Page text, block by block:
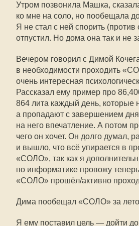
Утром позвонила Машка,
ко мне на соло, но пообещала
Я не стал с ней спорить
отпустил. Но дома она так и не
Вечером говорил с Димой
в необходимости проходить
очень интересная
Рассказал ему пример про
864 лита каждый день, которые
а пропадают с завершением
на него впечатление. А потом
чего он хочет. Он долго думал,
и вышло, что всё упирается в
«СОЛО», так как я
по информатике провожу
«СОЛО» прошёл/активно
Дима пообещал «СОЛО» за
Я ему поставил цель — дойти